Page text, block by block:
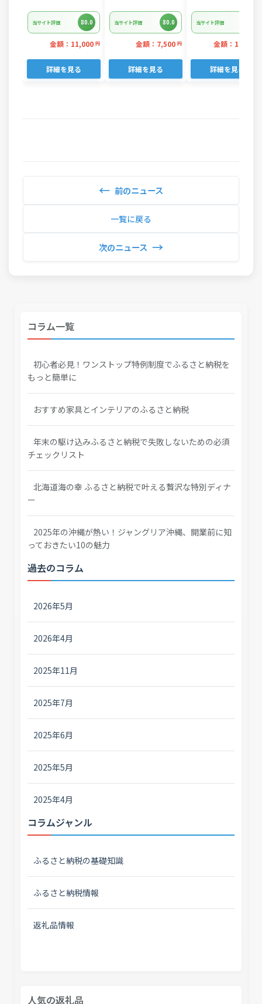
ぎとろ(a10-
875202606)
当サイト評価 80.0
金額：11,000 円
詳細を見る
【KYF027】
当サイト評価 80.0
金額：7,500 円
詳細を見る
とし 約700g(a18-
110)
当サイト評価
金額：19,000
詳細を見る
← 前のニュース
一覧に戻る
次のニュース →
コラム一覧
初心者必見！ワンストップ特例制度でふるさと納税を
もっと簡単に
おすすめ家具とインテリアのふるさと納税
年末の駆け込みふるさと納税で失敗しないための必須
チェックリスト
北海道海の幸 ふるさと納税で叶える贅沢な特別ディナ
ー
2025年の沖縄が熱い！ジャングリア沖縄、開業前に知
っておきたい10の魅力
過去のコラム
2026年5月
2026年4月
2025年11月
2025年7月
2025年6月
2025年5月
2025年4月
コラムジャンル
ふるさと納税の基礎知識
ふるさと納税情報
返礼品情報
人気の返礼品